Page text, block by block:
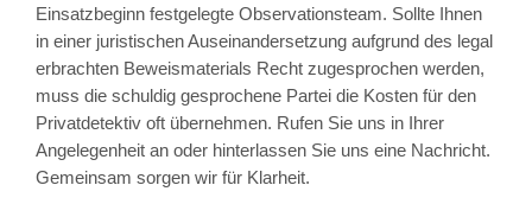
Einsatzbeginn festgelegte Observationsteam. Sollte Ihnen
in einer juristischen Auseinandersetzung aufgrund des legal
erbrachten Beweismaterials Recht zugesprochen werden,
muss die schuldig gesprochene Partei die Kosten für den
Privatdetektiv oft übernehmen. Rufen Sie uns in Ihrer
Angelegenheit an oder hinterlassen Sie uns eine Nachricht.
Gemeinsam sorgen wir für Klarheit.